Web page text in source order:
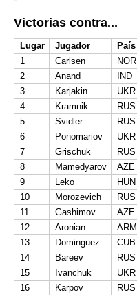
Victorias contra...
Lugar Jugador País
1
Carlsen NOR
2
Anand IND
3
Karjakin UKR
4
Kramnik RUS
5
Svidler RUS
6
Ponomariov UKR
7
Grischuk RUS
8
Mamedyarov AZE
9
Leko HUN
10
Morozevich RUS
11
Gashimov AZE
12
Aronian ARM
13
Dominguez CUB
14
Bareev RUS
15
Ivanchuk UKR
16
Karpov RUS